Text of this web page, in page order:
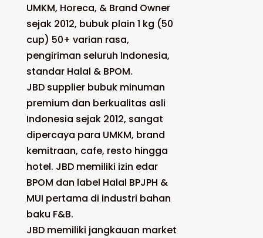
UMKM, Horeca, & Brand Owner
sejak 2012, bubuk plain 1 kg (50
cup) 50+ varian rasa,
pengiriman seluruh Indonesia,
standar Halal & BPOM.
JBD supplier bubuk minuman
premium dan berkualitas asli
Indonesia sejak 2012, sangat
dipercaya para UMKM, brand
kemitraan, cafe, resto hingga
hotel. JBD memiliki izin edar
BPOM dan label Halal BPJPH &
MUI pertama di industri bahan
baku F&B.
JBD memiliki jangkauan market